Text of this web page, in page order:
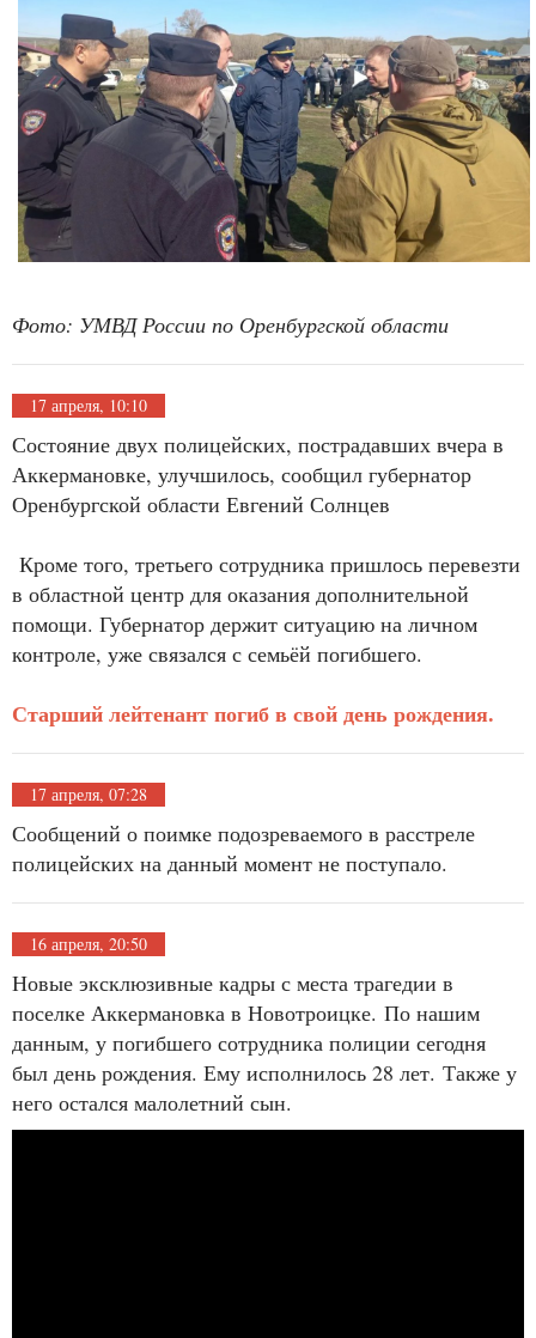
Фото: УМВД России по Оренбургской области
17 апреля, 10:10
Состояние двух полицейских, пострадавших вчера в
Аккермановке, улучшилось, сообщил губернатор
Оренбургской области Евгений Солнцев
Кроме того, третьего сотрудника пришлось перевезти
в областной центр для оказания дополнительной
помощи. Губернатор держит ситуацию на личном
контроле, уже связался с семьёй погибшего.
Старший лейтенант погиб в свой день рождения.
17 апреля, 07:28
Сообщений о поимке подозреваемого в расстреле
полицейских на данный момент не поступало.
16 апреля, 20:50
Новые эксклюзивные кадры с места трагедии в
поселке Аккермановка в Новотроицке. По нашим
данным, у погибшего сотрудника полиции сегодня
был день рождения. Ему исполнилось 28 лет. Также у
него остался малолетний сын.